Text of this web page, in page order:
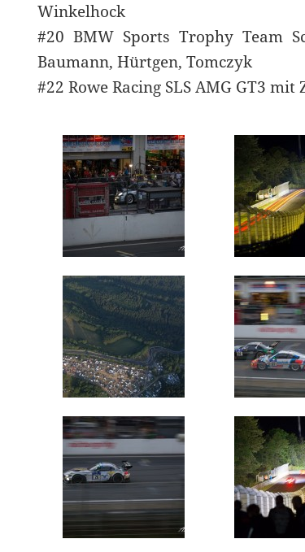
Winkelhock
#20 BMW Sports Trophy Team
Baumann, Hürtgen, Tomczyk
#22 Rowe Racing SLS AMG GT3